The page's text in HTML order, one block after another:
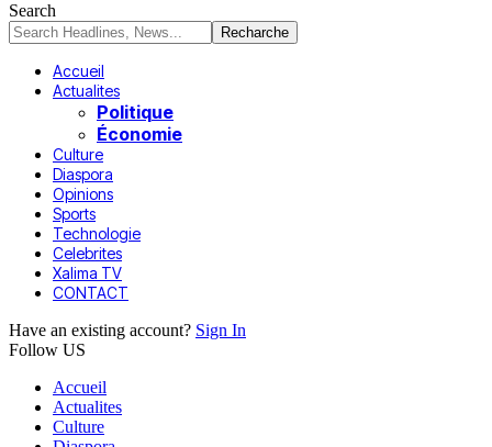
Search
Accueil
Actualites
Politique
Économie
Culture
Diaspora
Opinions
Sports
Technologie
Celebrites
Xalima TV
CONTACT
Have an existing account? Sign In
Follow US
Accueil
Actualites
Culture